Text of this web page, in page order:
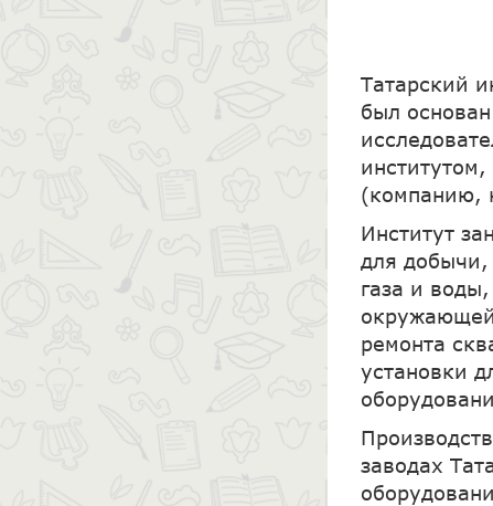
Татарский
был
(компанию,
Институт
для добычи,
газа и
ремонта
установки
заводах